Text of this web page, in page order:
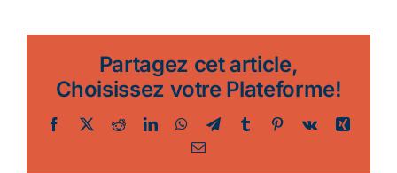
Ecologie
Partagez cet article,
Choisissez votre Plateforme!
Facebook
TwitterRedditLinkedInWhatsApp
TelegramTumblr Pinterest
Vk
Xing
Email